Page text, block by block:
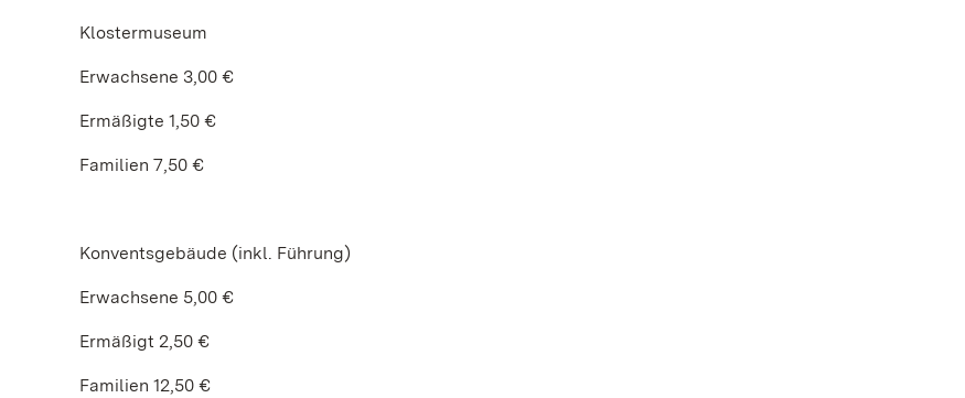
Klostermuseum
Erwachsene 3,00 €
Ermäßigte 1,50 €
Familien 7,50 €
Konventsgebäude (inkl. Führung)
Erwachsene 5,00 €
Ermäßigt 2,50 €
Familien 12,50 €